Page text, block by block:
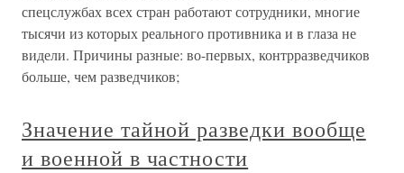
спецслужбах всех стран работают сотрудники, многие
тысячи из которых реального противника и в глаза не
видели. Причины разные: во-первых, контрразведчиков
больше, чем разведчиков;
Значение тайной разведки вообще
и военной в частности